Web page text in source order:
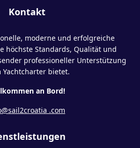
Kontakt
moderne und erfolgreiche
höchste Standards, Qualität und
professioneller Unterstützung
Yachtcharter bietet.
an Bord!
.com